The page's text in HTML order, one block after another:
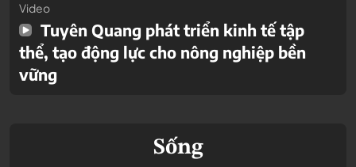
Video
Tuyên Quang phát triển kinh tế tập
thể, tạo động lực cho nông nghiệp bền
vững
Sống